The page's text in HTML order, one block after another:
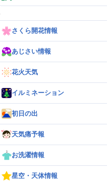
さくら開花情報
あじさい情報
花火天気
イルミネーション
初日の出
天気痛予報
お洗濯情報
星空・天体情報